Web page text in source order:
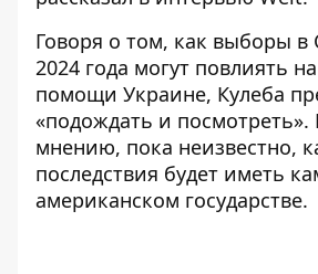
Говоря о том, как выборы
2024 года могут повлиять
помощи Украине, Кулеба
«подождать и посмотреть».
мнению, пока неизвестно,
последствия будет иметь
американском государстве.